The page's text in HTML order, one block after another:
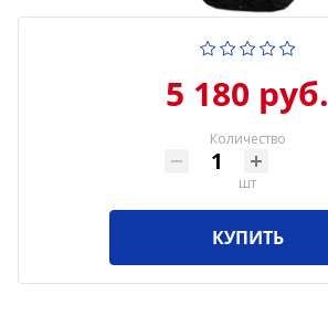
5 180 руб.
Количество
шт
КУПИТЬ